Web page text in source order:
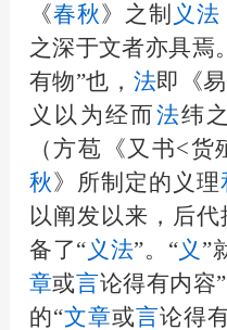
《春秋》之制 义 法
之深于文者亦具焉
有物”也， 法即《
义以为经而法纬
（方苞《又书<货
秋》所制定的义理
以阐发以来，后代
备了“ 义 法”。“义 ”
章或言论得有内容
的“文章或言论得